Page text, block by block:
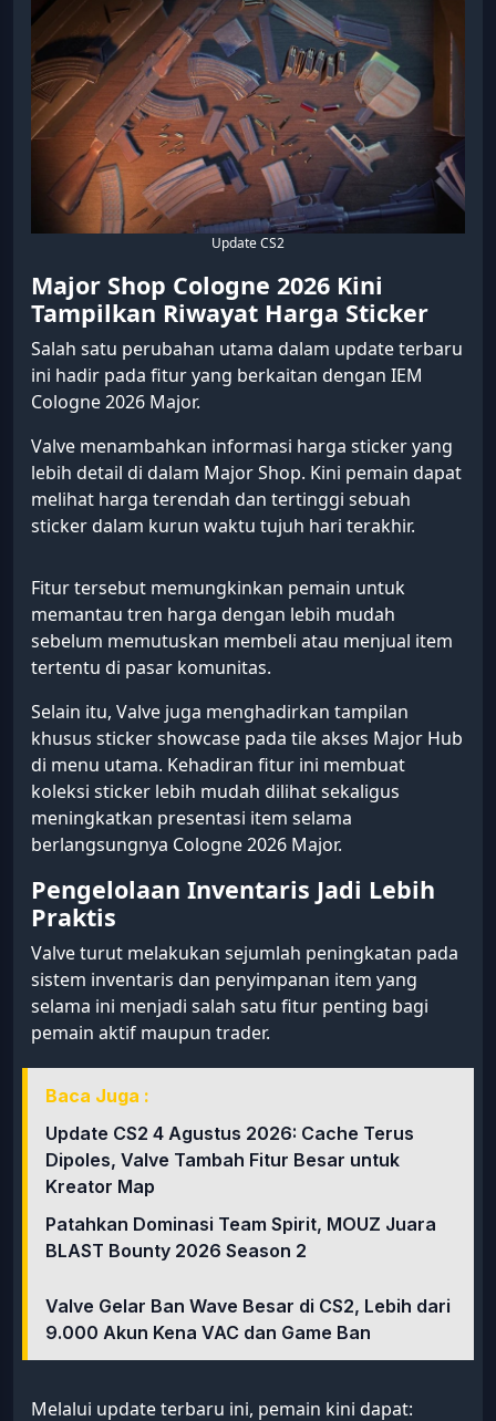
Update CS2
Major Shop Cologne 2026 Kini
Tampilkan Riwayat Harga Sticker
Salah satu perubahan utama dalam update terbaru
ini hadir pada fitur yang berkaitan dengan IEM
Cologne 2026 Major.
Valve menambahkan informasi harga sticker yang
lebih detail di dalam Major Shop. Kini pemain dapat
melihat harga terendah dan tertinggi sebuah
sticker dalam kurun waktu tujuh hari terakhir.
Fitur tersebut memungkinkan pemain untuk
memantau tren harga dengan lebih mudah
sebelum memutuskan membeli atau menjual item
tertentu di pasar komunitas.
Selain itu, Valve juga menghadirkan tampilan
khusus sticker showcase pada tile akses Major Hub
di menu utama. Kehadiran fitur ini membuat
koleksi sticker lebih mudah dilihat sekaligus
meningkatkan presentasi item selama
berlangsungnya Cologne 2026 Major.
Pengelolaan Inventaris Jadi Lebih
Praktis
Valve turut melakukan sejumlah peningkatan pada
sistem inventaris dan penyimpanan item yang
selama ini menjadi salah satu fitur penting bagi
pemain aktif maupun trader.
Baca Juga :
Update CS2 4 Agustus 2026: Cache Terus
Dipoles, Valve Tambah Fitur Besar untuk
Kreator Map
Patahkan Dominasi Team Spirit, MOUZ Juara
BLAST Bounty 2026 Season 2
Valve Gelar Ban Wave Besar di CS2, Lebih dari
9.000 Akun Kena VAC dan Game Ban
Melalui update terbaru ini, pemain kini dapat: